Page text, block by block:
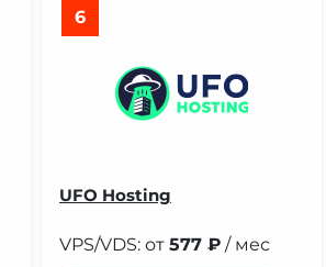
6
UFO Hosting
VPS/VDS: от 577 ₽ / мес